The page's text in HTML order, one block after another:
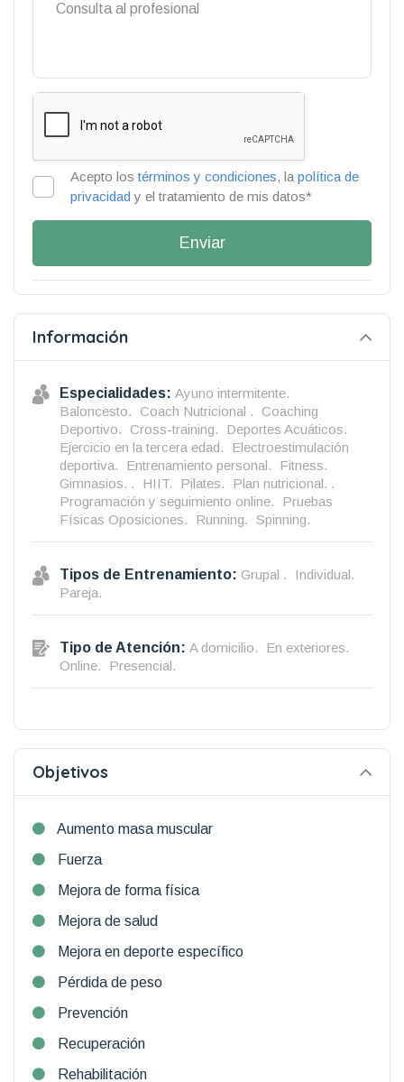
Acepto lostérminos y condiciones, la política de
privacidad y el tratamiento de mis datos*
Enviar
Información
Especialidades: Ayuno intermitente.
Baloncesto.
Coach Nutricional .
Coaching
Deportivo.
Cross-training.
Deportes Acuáticos.
Ejercicio en la tercera edad.
Electroestimulación
deportiva.
Entrenamiento personal.
Fitness.
Gimnasios. .
HIIT. Pilates.
Plan nutricional. .
Programación y seguimiento online.
Pruebas
Físicas Oposiciones.
Running. Spinning.
Tipos de Entrenamiento: Grupal .
Individual.
Pareja.
Tipo de Atención: A domicilio.
En exteriores.
Online.
Presencial.
Objetivos
Aumento masa muscular
Fuerza
Mejora de forma física
Mejora de salud
Mejora en deporte específico
Pérdida de peso
Prevención
Recuperación
Rehabilitación